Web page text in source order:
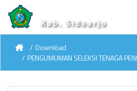
Kab. Sidoarjo
Download
PENGUMUMAN SELEKSI TENAGA